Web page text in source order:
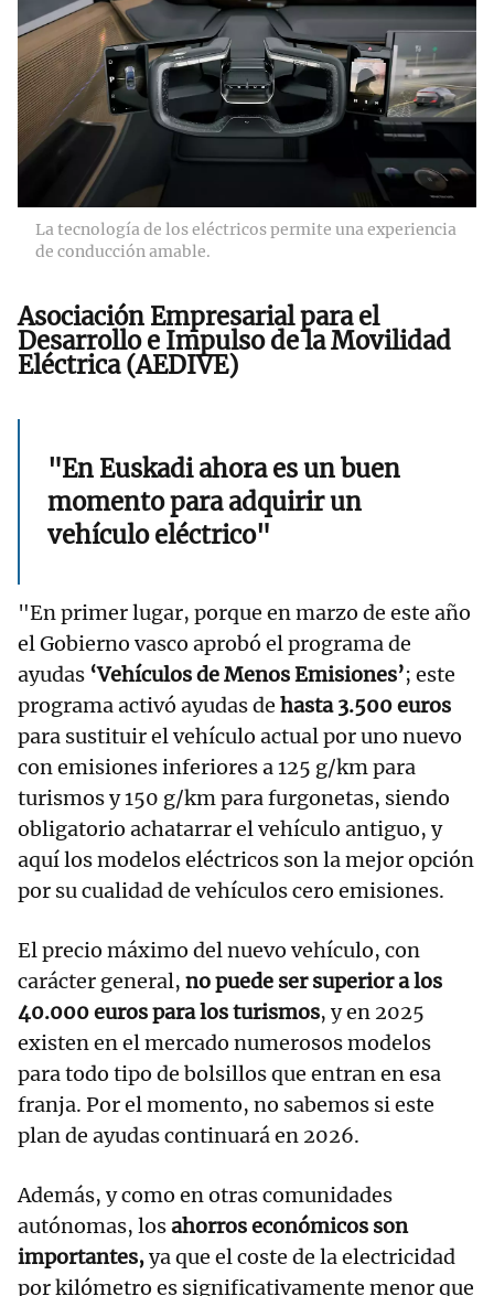
La tecnología de los eléctricos permite una experiencia
de conducción amable.
Asociación Empresarial para el
Desarrollo e Impulso de la Movilidad
Eléctrica (AEDIVE)
"En Euskadi ahora es un buen
momento para adquirir un
vehículo eléctrico"
"En primer lugar, porque en marzo de este año
el Gobierno vasco aprobó el programa de
ayudas ‘Vehículos de Menos Emisiones’; este
programa activó ayudas de hasta 3.500 euros
para sustituir el vehículo actual por uno nuevo
con emisiones inferiores a 125 g/km para
turismos y 150 g/km para furgonetas, siendo
obligatorio achatarrar el vehículo antiguo, y
aquí los modelos eléctricos son la mejor opción
por su cualidad de vehículos cero emisiones.
El precio máximo del nuevo vehículo, con
carácter general, no puede ser superior a los
40.000 euros para los turismos, y en 2025
existen en el mercado numerosos modelos
para todo tipo de bolsillos que entran en esa
franja. Por el momento, no sabemos si este
plan de ayudas continuará en 2026.
Además, y como en otras comunidades
autónomas, losahorros económicos son
importantes,ya que el coste de la electricidad
por kilómetro es significativamente menor que